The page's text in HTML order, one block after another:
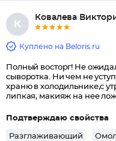
К
Ковалева
Куплено на Beloris.ru
Полный восторг! Не
сыворотка. Ни чем не
храню в холодильнике,с
липкая, макияж на нее
Подтверждаю свойства
Разглаживающий